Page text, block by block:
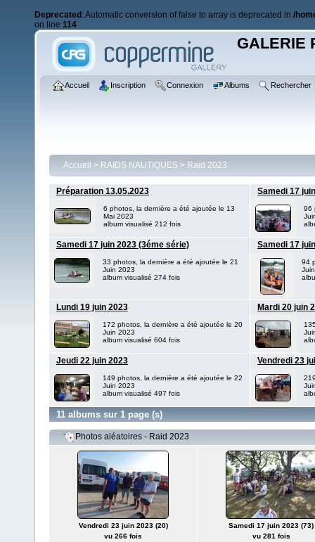
Deprecated : Automatic conversion of false to array is deprecated in /
on line 114
GALERIE
Accueil Inscription Connexion Albums Rechercher
Accueil > RAIDS NAUTIQUES > Raid 2023
Préparation 13.05.2023
6 photos, la dernière a été ajoutée le 13
Mai 2023
album visualisé 212 fois
Samedi 17
96
Samedi 17 juin 2023 (3éme série)
33 photos, la dernière a été ajoutée le 21
Juin 2023
album visualisé 274 fois
Samedi 17
94
Lundi 19 juin 2023
172 photos, la dernière a été ajoutée le 20
Juin 2023
album visualisé 604 fois
Mardi 20 juin
Jeudi 22 juin 2023
149 photos, la dernière a été ajoutée le 22
Juin 2023
album visualisé 497 fois
Vendredi 23
11 albums sur 1 page (s)
Photos aléatoires - Raid 2023
Vendredi 23 juin 2023 (20)
vu 266 fois
Samedi 17 juin 2023 (73)
vu 281 fois